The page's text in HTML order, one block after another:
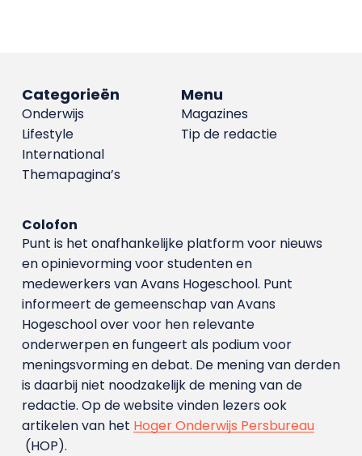
Menu
Magazines
Tip de redactie
Categorieën
Onderwijs
Lifestyle
International
Themapagina’s
Colofon
Punt is het onafhankelijke platform voor nieuws
en opinievorming voor studenten en
medewerkers van Avans Hoge­school. Punt
informeert de gemeenschap van Avans
Hogeschool over voor hen relevante
onderwerpen en fungeert als podium voor
meningsvorming en debat. De mening van derden
is daarbij niet noodzakelijk de mening van de
redactie. Op de website vinden lezers ook
artikelen van het Hoger Onderwijs Persbureau
(HOP).